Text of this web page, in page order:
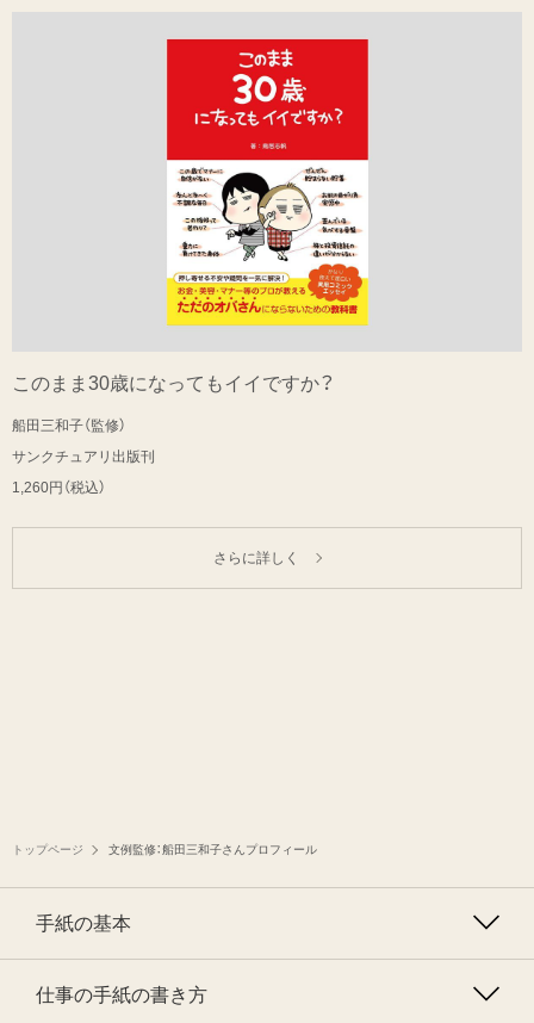
このまま30歳になってもイイですか？
船田三和子（監修）
サンクチュアリ出版刊
1,260円（税込）
さらに詳しく
トップページ 文例監修：船田三和子さんプロフィール
手紙の基本
仕事の手紙の書き方